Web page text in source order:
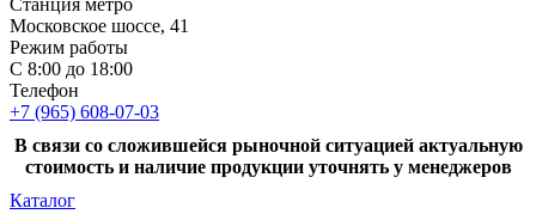
Московское шоссе, 41
Режим работы
С 8:00 до 18:00
Телефон
+7 (965) 608-07-03
В связи со сложившейся рыночной ситуацией актуальную
стоимость и наличие продукции уточнять у менеджеров
Каталог